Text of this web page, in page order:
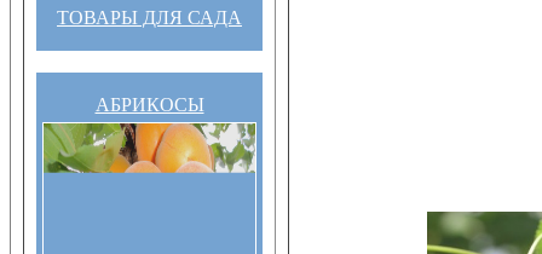
ТОВАРЫ ДЛЯ САДА
АБРИКОСЫ